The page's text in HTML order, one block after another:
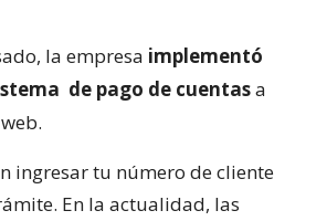
la empresa implementó
de pago de cuentasa
ingresar tu número de cliente
En la actualidad, las